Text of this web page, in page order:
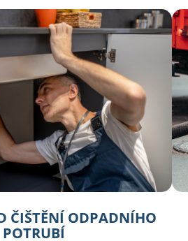
ČIŠTĚNÍ ODPADNÍHO
POTRUBÍ